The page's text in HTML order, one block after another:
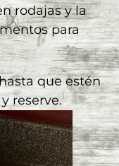
rodajas y la
para
que estén
reserve.